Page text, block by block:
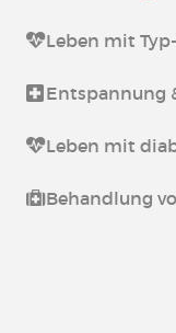
Leben mit
Entspannung
Leben mit
Behandlung